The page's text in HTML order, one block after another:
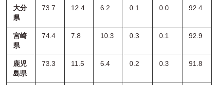
大分
県
73.7 12.4 6.2 0.1 0.0 92.4
宮崎
県
74.4 7.8 10.3 0.3 0.1 92.9
鹿児
島県
73.3 11.5 6.4 0.2 0.3 91.8